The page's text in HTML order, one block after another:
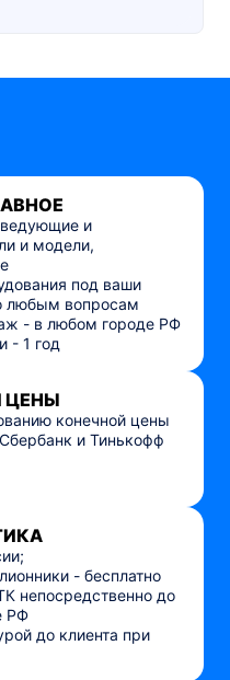
ведующие и
и модели,
под ваши
любым вопросам
- в любом городе РФ
- 1 год
ЦЕНЫ
конечной цены
и Тинькофф
- бесплатно
непосредственно до
РФ
до клиента при